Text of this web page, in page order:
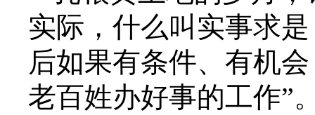
实际，什么叫实事求
后如果有条件、有机
老百姓办好事的工作”